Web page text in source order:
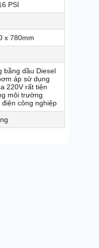
PSI
x 780mm
bằng dầu Diesel
áp sử dụng
220V rất tiện
môi trường
điện công nghiệp